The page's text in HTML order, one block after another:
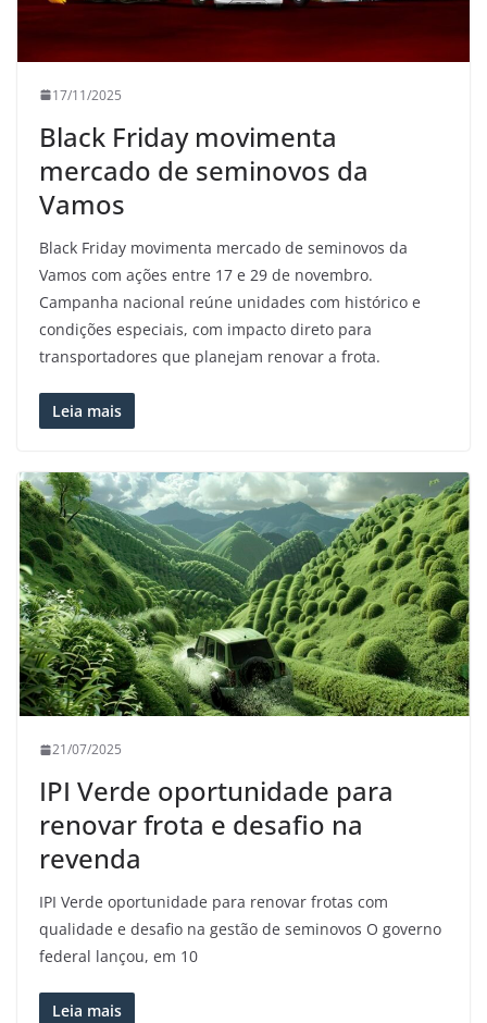
17/11/2025
Black Friday movimenta
mercado de seminovos da
Vamos
Black Friday movimenta mercado de seminovos da
Vamos com ações entre 17 e 29 de novembro.
Campanha nacional reúne unidades com histórico e
condições especiais, com impacto direto para
transportadores que planejam renovar a frota.
Leia mais
21/07/2025
IPI Verde oportunidade para
renovar frota e desafio na
revenda
IPI Verde oportunidade para renovar frotas com
qualidade e desafio na gestão de seminovos O governo
federal lançou, em 10
Leia mais